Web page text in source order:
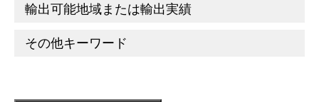
輸出可能地域または輸出実績
その他キーワード